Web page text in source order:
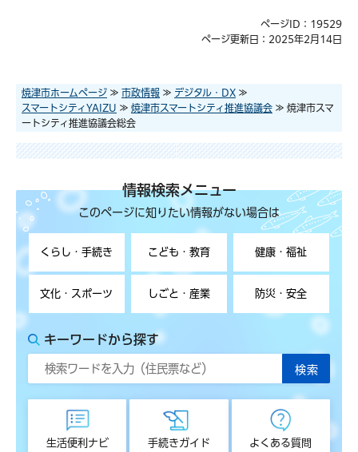
ページID：19529
ページ更新日：2025年2月14日
焼津市ホームページ ≫ 市政情報 ≫ デジタル・DX ≫
スマートシティYAIZU ≫ 焼津市スマートシティ推進協議会 ≫ 焼津市スマ
ートシティ推進協議会総会
情報検索メニュー
このページに知りたい情報がない場合は
くらし・手続き こども・教育 健康・福祉
文化・スポーツ しごと・産業 防災・安全
キーワードから探す
生活便利ナビ 手続きガイド よくある質問